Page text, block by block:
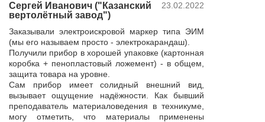
Сергей Иванович ("Казанский
вертолётный завод")
23.02.2022
Заказывали электроискровой маркер типа ЭИМ
(мы его называем просто - электрокарандаш).
Получили прибор в хорошей упаковке (картонная
коробка + пенопластовый ложемент) - в общем,
защита товара на уровне.
Сам прибор имеет солидный внешний вид,
вызывает ощущение надёжности. Как бывший
преподаватель материаловедения в техникуме,
могу отметить, что материалы применены
Владимир
Компания
110 кВ для
Продукция
Наоборот,
качества,